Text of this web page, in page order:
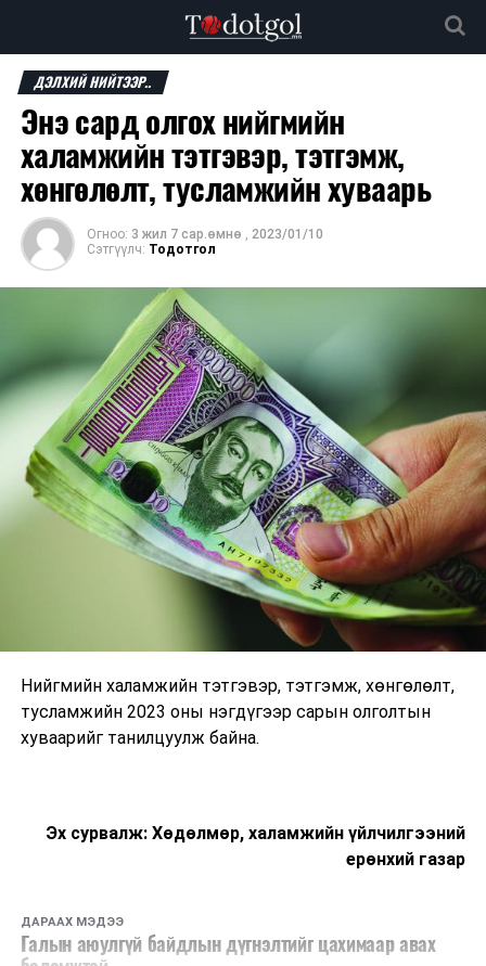
ДЭЛХИЙ НИЙТЭЭР..
Энэ сард олгох нийгмийн
халамжийн тэтгэвэр, тэтгэмж,
хөнгөлөлт, тусламжийн хуваарь
Огноо: 3 жил 7 сар.өмнө , 2023/01/10
Сэтгүүлч: Тодотгол
Нийгмийн халамжийн тэтгэвэр, тэтгэмж, хөнгөлөлт,
тусламжийн 2023 оны нэгдүгээр сарын олголтын
хуваарийг танилцуулж байна.
Эх сурвалж: Хөдөлмөр, халамжийн үйлчилгээний
ерөнхий газар
ДАРААХ МЭДЭЭ
Галын аюулгүй байдлын дүгнэлтийг цахимаар авах